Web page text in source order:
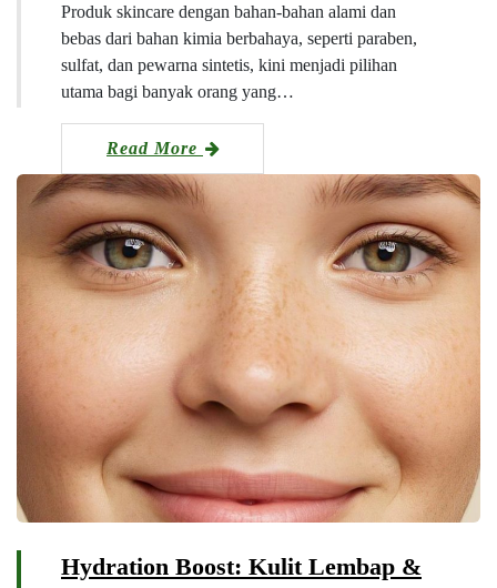
Produk skincare dengan bahan-bahan alami dan
bebas dari bahan kimia berbahaya, seperti paraben,
sulfat, dan pewarna sintetis, kini menjadi pilihan
utama bagi banyak orang yang…
Read More
Hydration Boost: Kulit Lembap &